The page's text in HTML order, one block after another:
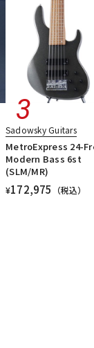
Sadowsky Guitars
MetroExpress 24-
Modern Bass 6st
(SLM/MR)
¥172,975 （税込）